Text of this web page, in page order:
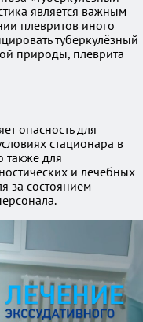
является важным
плевритов иного
туберкулёзный
природы, плеврита
опасность для
стационара в
также для
и лечебных
за состоянием